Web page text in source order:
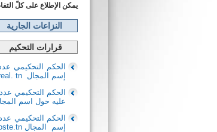
يمكن الإطلاع على كلّ
النزاعات الجارية
قرارات التحكيم
الحكم التحكيمي
إسم المجال
tn
الحكم التحكيمي
عليه حول اسم
الحكم التحكيمي عدد
إسم المجال